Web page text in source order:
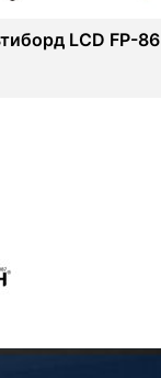
LCD FP-86